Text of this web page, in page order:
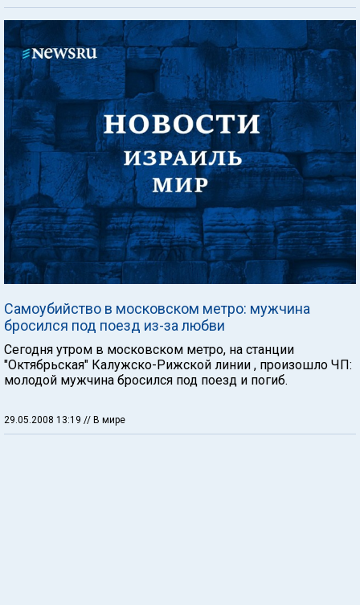
Самоубийство в московском метро: мужчина
бросился под поезд из-за любви
Сегодня утром в московском метро, на станции
"Октябрьская" Калужско-Рижской линии , произошло ЧП:
молодой мужчина бросился под поезд и погиб.
29.05.2008 13:19 // В мире